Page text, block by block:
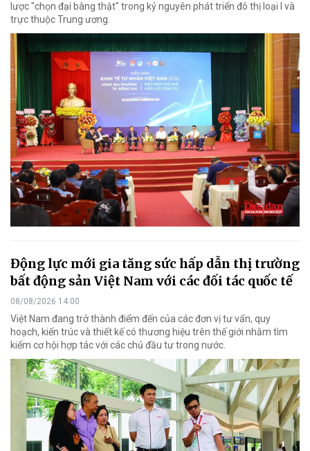
lược "chọn đại bàng thật" trong kỷ nguyên phát triển đô thị loại I và
trực thuộc Trung ương.
Động lực mới gia tăng sức hấp dẫn thị trường
bất động sản Việt Nam với các đối tác quốc tế
08/08/2026 14:00
Việt Nam đang trở thành điểm đến của các đơn vị tư vấn, quy
hoạch, kiến trúc và thiết kế có thương hiệu trên thế giới nhằm tìm
kiếm cơ hội hợp tác với các chủ đầu tư trong nước.